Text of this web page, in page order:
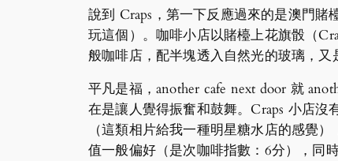
說到 Craps，第一下反應過來的是澳門
玩這個）。咖啡小店以賭檯上花旗骰（
般咖啡店，配半塊透入自然光的玻璃，又
平凡是福，another cafe next door 就
在是讓人覺得振奮和鼓舞。Craps 小店
（這類相片給我一種明星糖水店的感覺
值一般偏好（是次咖啡指數：6分），同